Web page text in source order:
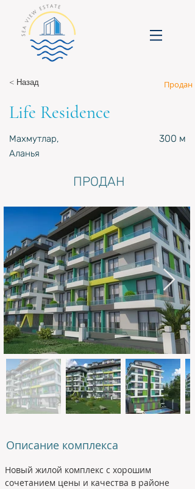
< Назад Продан
Life Residence
Махмутлар,
Аланья
300 м
ПРОДАН
Описание комплекса
Новый жилой комплекс с хорошим
сочетанием цены и качества в районе